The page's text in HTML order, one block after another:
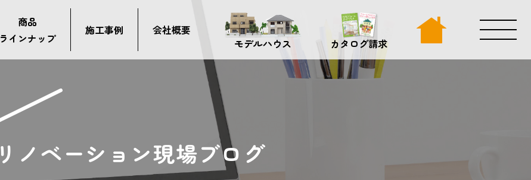
商品
ラインナップ
施工事例
会社概要
モデルハウス
カタログ請求
リノベーション現場ブログ